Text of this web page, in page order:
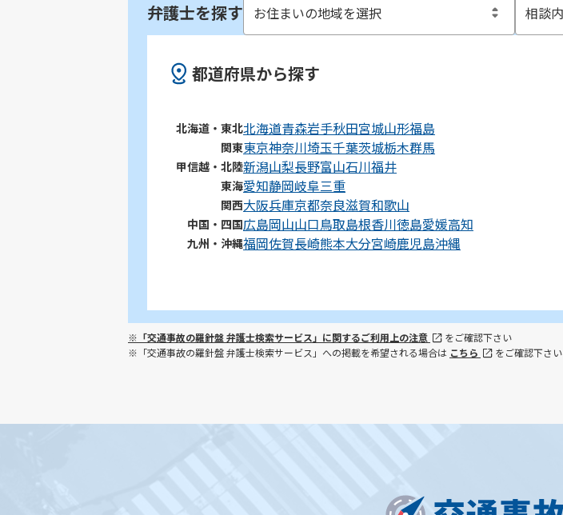
弁護士を探す
都道府県から探す
北海道・東北北海道青森岩手秋田宮城山形福島
関東東京神奈川埼玉千葉茨城栃木群馬
甲信越・北陸新潟山梨長野富山石川福井
東海愛知静岡岐阜三重
関西大阪兵庫京都奈良滋賀和歌山
中国・四国広島岡山山口鳥取島根香川徳島愛媛高知
九州・沖縄福岡佐賀長崎熊本大分宮崎鹿児島沖縄
※「交通事故の羅針盤 弁護士検索サービス」に関するご利用上の注意
をご確認下さい
※「交通事故の羅針盤 弁護士検索サービス」への掲載を希望される場合は こちら をご確認下さい